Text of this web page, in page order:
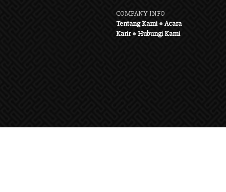
COMPANY INFO
Tentang Kami●Acara
Karir●Hubungi Kami